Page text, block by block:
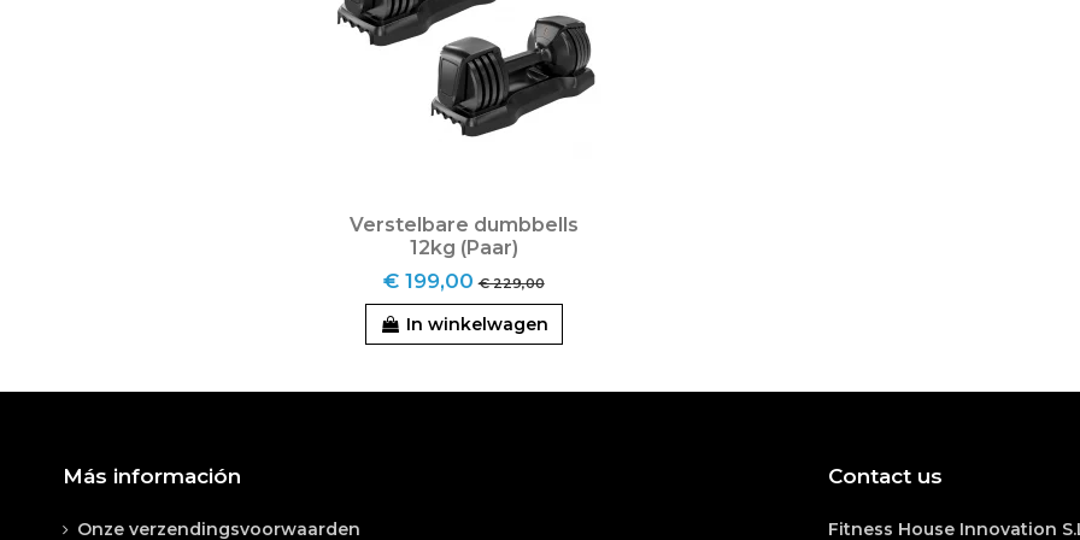
Verstelbare dumbbells
12kg (Paar)
€ 199,00 € 229,00
In winkelwagen
Más información
Onze verzendingsvoorwaarden
Contact us
Fitness House Innovation